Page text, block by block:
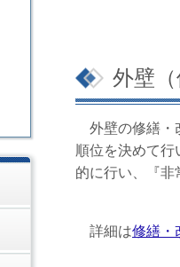
外壁
外壁の修繕・
順位を決めて行
的に行い、『非
詳細は修繕・